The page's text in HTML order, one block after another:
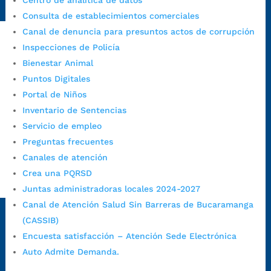
Consulta de establecimientos comerciales
Canal de denuncia para presuntos actos de corrupción
Inspecciones de Policía
Bienestar Animal
Puntos Digitales
Portal de Niños
Inventario de Sentencias
Servicio de empleo
Preguntas frecuentes
Canales de atención
Crea una PQRSD
Juntas administradoras locales 2024-2027
Canal de Atención Salud Sin Barreras de Bucaramanga
(CASSIB)
Encuesta satisfacción – Atención Sede Electrónica
Auto Admite Demanda.
1/secretarias/oficina-de-control-interno-disciplinario/
Alcaldía de Bucaramanga
@AlcaldíaBGA
Alcaldía de Bucaramanga
PrensaBucaramanga
Autorización de Tratamiento de Datos Personales|Política
de Tratamiento de Datos Personales
condiciones de uso
Política editorial|
Plan de
de Seguridad de la Información